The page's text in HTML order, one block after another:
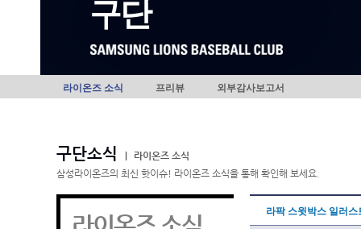
구단
라이온즈 소식 프리뷰 외부감사보고서
구단소식
라이온즈 소식
삼성라이온즈의 최신 핫이슈! 라이온즈 소식을 통해 확인해 보세요.
라팍 스윗박스 일러스